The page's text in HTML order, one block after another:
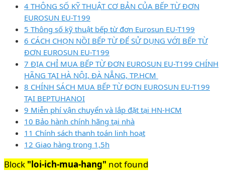
4 THÔNG SỐ KỸ THUẬT CƠ BẢN CỦA BẾP TỪ ĐƠN
EUROSUN EU-T199
5 Thông số kỹ thuật bếp từ đơn Eurosun EU-T199
6 CÁCH CHỌN NỒI BẾP TỪ ĐỂ SỬ DỤNG VỚI BẾP TỪ
ĐƠN EUROSUN EU-T199
7 ĐỊA CHỈ MUA BẾP TỪ ĐƠN EUROSUN EU-T199 CHÍNH
HÃNG TẠI HÀ NỘI, ĐÀ NẴNG, TP.HCM
8 CHÍNH SÁCH MUA BẾP TỪ ĐƠN EUROSUN EU-T199
TẠI BEPTUHANOI
9 Miễn phí vận chuyển và lắp đặt tại HN-HCM
10 Bảo hành chính hãng tại nhà
11 Chính sách thanh toán linh hoạt
12 Giao hàng trong 1,5h
Block "loi-ich-mua-hang" not found